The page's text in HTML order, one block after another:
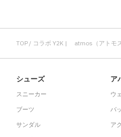
TOP コラボ Y2K | atmos（アトモ
シューズ
スニーカー
ブーツ
サンダル
ア
ウ
バ
ア